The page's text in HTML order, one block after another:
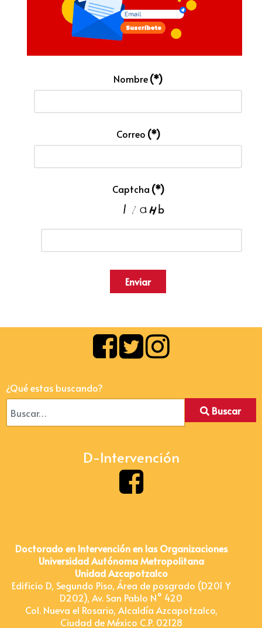
Nombre(*)
Correo (*)
Captcha (*)
Enviar
¿Qué estas buscando?
Buscar
D-Intervención
Doctorado en Intervención en las Organizaciones
Universidad Autónoma Metropolitana
Unidad Azcapotzalco
Edificio D, Segundo Piso, Área de posgrado (D201 Y
D202), Av. San Pablo N° 420
Col. Nueva el Rosario, Alcaldía Azcapotzalco,
Ciudad de México C.P. 02128